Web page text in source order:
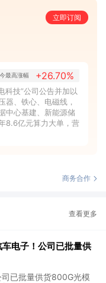
立即订阅
最高涨幅 +26.70%
科技”公司公告并加以
器、铁心、电磁线，
中心基建、新能源储
8.6亿元算力大单，营
商务合作
查看更多
电子！公司已批量供
已批量供货800G光模